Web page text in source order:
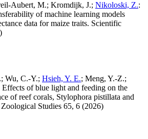
Aubert, M.; Kromdijk, J.; Nikoloski, Z.:
of machine learning models
data for maize traits. Scientific
Wu, C.-Y.; Hsieh, Y. E.; Meng, Y.-Z.;
Effects of blue light and feeding on the
of reef corals, Stylophora pistillata and
Studies 65, 6 (2026)